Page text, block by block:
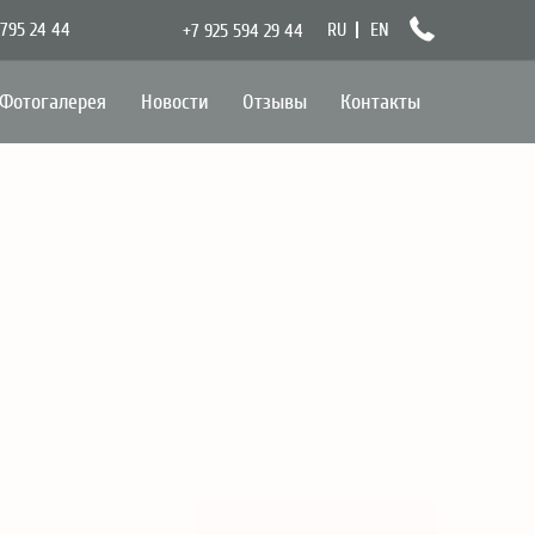
24 44 +7 925 594 29 44 RU EN
Фотогалерея Новости Отзывы Контакты